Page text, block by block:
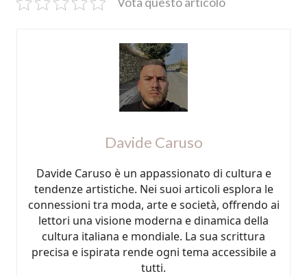
Davide Caruso
Davide Caruso è un appassionato di cultura e
tendenze artistiche. Nei suoi articoli esplora le
connessioni tra moda, arte e società, offrendo ai
lettori una visione moderna e dinamica della
cultura italiana e mondiale. La sua scrittura
precisa e ispirata rende ogni tema accessibile a
tutti.